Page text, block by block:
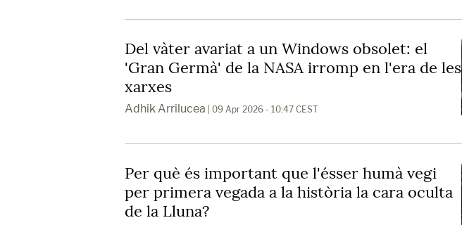
Del vàter avariat a un Windows obsolet: el
'Gran Germà' de la NASA irromp en l'era de les
xarxes
Adhik Arrilucea | 09 Apr 2026 - 10:47 CEST
Per què és important que l'ésser humà vegi
per primera vegada a la història la cara oculta
de la Lluna?